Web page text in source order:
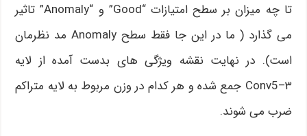
تا چه میزان بر سطح امتیازات “Good” و “Anomaly” تاثیر
می گذارد ( ما در این جا فقط سطح Anomaly مد نظرمان
است). در نهایت نقشه ویژگی های بدست آمده از لایه
Conv5–۳ جمع شده و هر کدام در وزن مربوط به لایه متراکم
ضرب می شوند.